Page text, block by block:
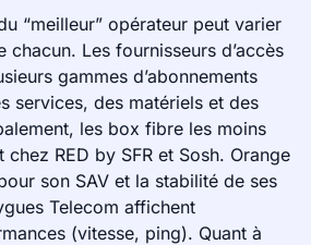
“meilleur” opérateur peut varier
chacun. Les fournisseurs d’accès
gammes d’abonnements
services, des matériels et des
les box fibre les moins
RED by SFR et Sosh. Orange
son SAV et la stabilité de ses
Telecom affichent
(vitesse, ping). Quant à